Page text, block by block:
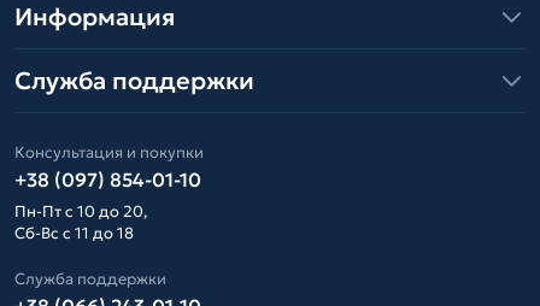
Информация
Служба поддержки
Консультация и покупки
+38 (097) 854-01-10
Пн-Пт с 10 до 20,
Сб-Вс с 11 до 18
Служба поддержки